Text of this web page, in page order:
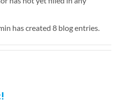
has created 8 blog entries.